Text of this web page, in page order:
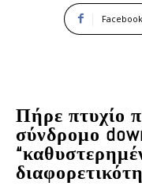
Facebook
Πήρε πτυχίο
σύνδρομο